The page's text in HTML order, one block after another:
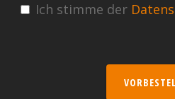
Ich stimme der